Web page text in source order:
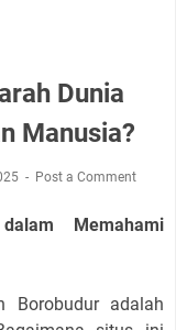
Dunia
Manusia?
Post a Comment
Memahami
Borobudur adalah